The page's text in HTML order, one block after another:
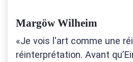
Margöw Wilheim
«Je vois l'art comme une
réinterprétation. Avant